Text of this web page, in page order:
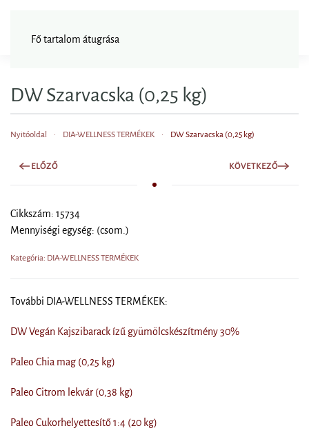
Fő tartalom átugrása
DW Szarvacska (0,25 kg)
Nyitóoldal DIA-WELLNESS TERMÉKEK DW Szarvacska (0,25 kg)
ELŐZŐ KÖVETKEZŐ
Cikkszám: 15734
Mennyiségi egység: (csom.)
Kategória: DIA-WELLNESS TERMÉKEK
További DIA-WELLNESS TERMÉKEK:
DW Vegán Kajszibarack ízű gyümölcskészítmény 30%
Paleo Chia mag (0,25 kg)
Paleo Citrom lekvár (0,38 kg)
Paleo Cukorhelyettesítő 1:4 (20 kg)